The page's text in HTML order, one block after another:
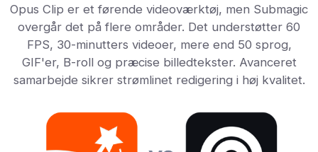
Opus Clip er et førende videoværktøj, men Submagic
overgår det på flere områder. Det understøtter 60
FPS, 30-minutters videoer, mere end 50 sprog,
GIF'er, B-roll og præcise billedtekster. Avanceret
samarbejde sikrer strømlinet redigering i høj kvalitet.